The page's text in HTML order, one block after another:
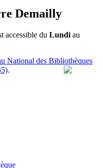
Demailly
accessible du Lundi au
National des Bibliothèques
.